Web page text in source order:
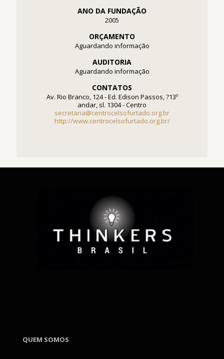
ANO DA FUNDAÇÃO
2005
ORÇAMENTO
Aguardando informação
AUDITORIA
Aguardando informação
CONTATOS
Av. Rio Branco, 124 - Ed. Edison Passos, ?13º
andar, sl. 1304 - Centro
secretaria@centrocelsofurtado.org.br
http://www.centrocelsofurtado.org.br/
QUEM SOMOS